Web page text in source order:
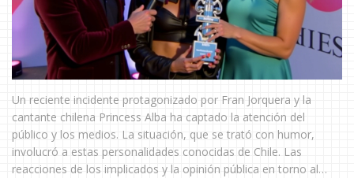
Un reciente incidente protagonizado por Fran Jorquera y la
cantante chilena Princess Alba ha captado la atención del
público y los medios. La situación, que se trató con humor,
involucró a estas personalidades conocidas de Chile. Las
reacciones de los implicados y la opinión pública en torno al